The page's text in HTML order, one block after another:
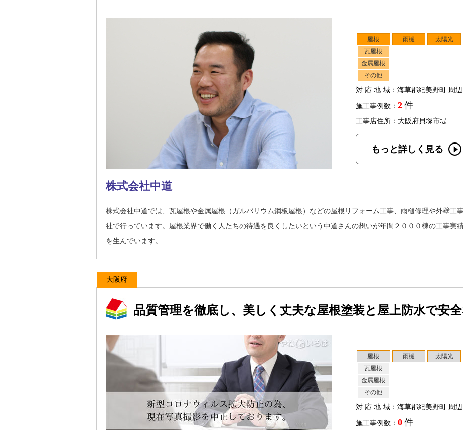
屋根
瓦屋根
金属屋根
その他
雨樋 太陽光
対応地域：海草郡紀美野町 周辺
施工事例数： 2 件
工事店住所：大阪府貝塚市堤
もっと詳しく見る
株式会社中道
株式会社中道では、瓦屋根や金属屋根（ガルバリウム鋼板屋根）などの屋根リフォーム工事、雨樋修理や外壁工
社で行っています。屋根業界で働く人たちの待遇を良くしたいという中道さんの想いが年間２０００棟の工事実
を生んでいます。
大阪府
品質管理を徹底し、美しく丈夫な屋根塗装と屋上防水で安
屋根
瓦屋根
金属屋根
その他
雨樋 太陽光
対応地域：海草郡紀美野町 周辺
施工事例数： 0 件